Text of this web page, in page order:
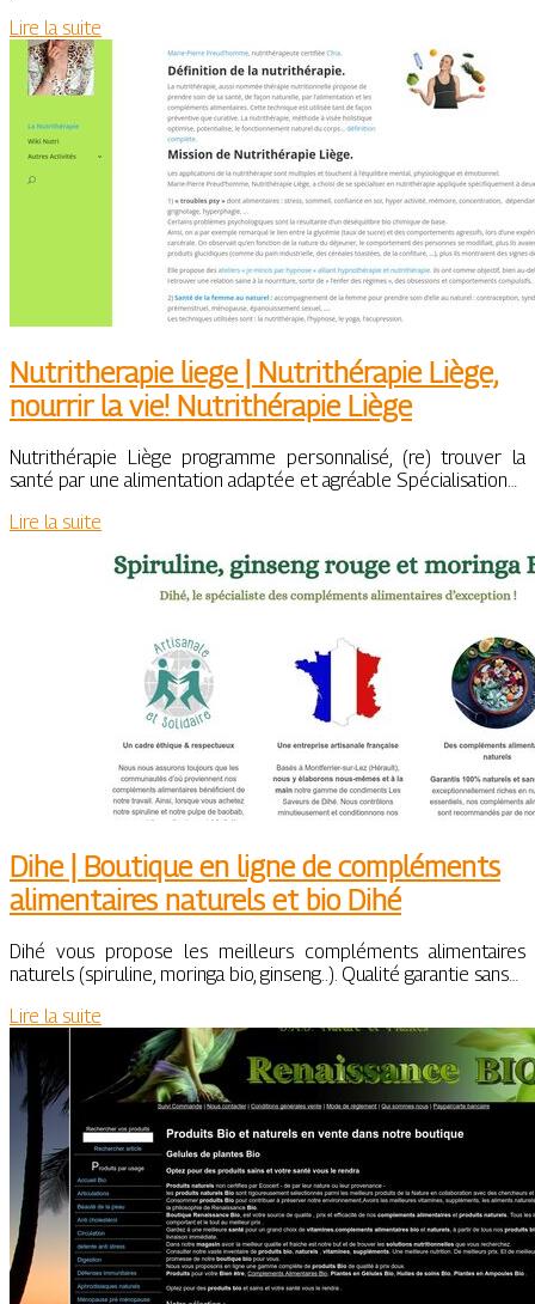
Lire la suite
Nut­rit­hera­pie liege | Nut­rithéra­pie Liège,
nourrir la vie! Nut­rithéra­pie Liège
Nutrithérapie Liège programme personnalisé, (re) trouver la
santé par une alimentation adaptée et agréable Spécialisation…
Lire la suite
Dihe | Boutique en ligne de compléments
alimen­tai­res naturels et bio Dihé
Dihé vous propose les meilleurs compléments alimentaires
naturels (spiruline, moringa bio, ginseng..). Qualité garantie sans…
Lire la suite